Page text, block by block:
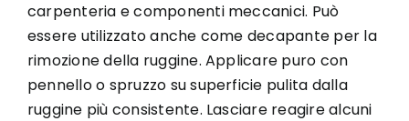
carpenteria e componenti meccanici. Può
essere utilizzato anche come decapante per la
rimozione della ruggine. Applicare puro con
pennello o spruzzo su superficie pulita dalla
ruggine più consistente. Lasciare reagire alcuni